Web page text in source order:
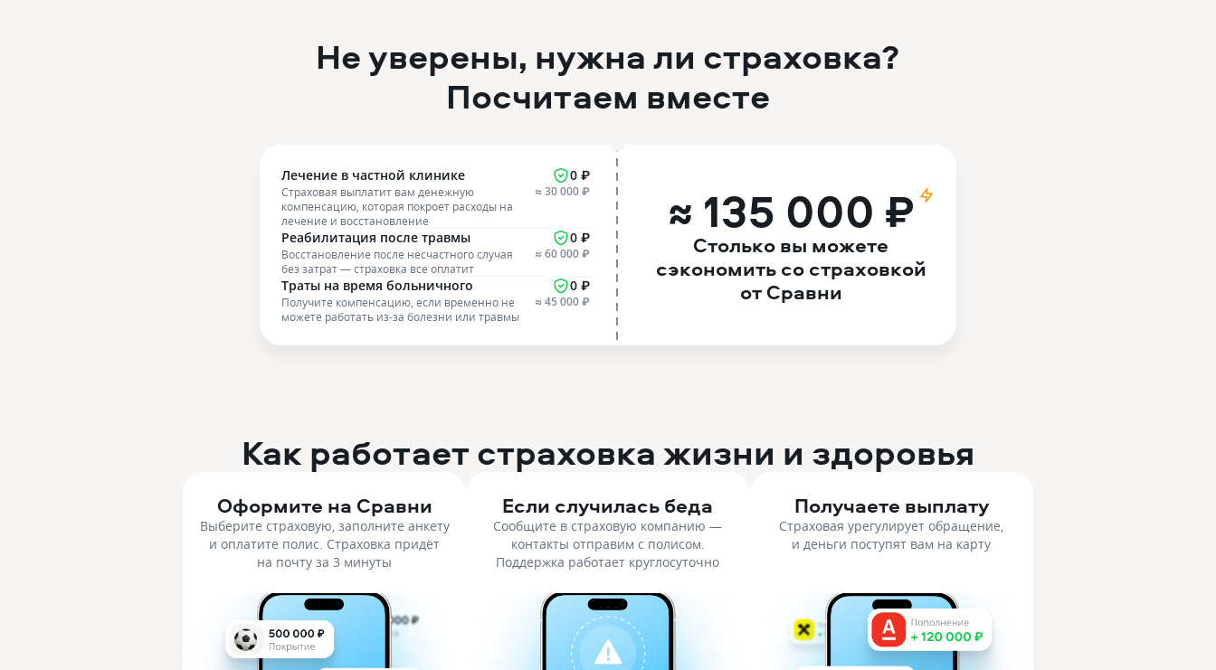
Не уверены, нужна ли страховка?
Посчитаем вместе
Лечение в частной клинике
Страховая выплатит вам денежную
компенсацию, которая покроет расходы на
лечение и восстановление
0 ₽
≈ 30 000 ₽
Реабилитация после травмы
Восстановление после несчастного случая
без затрат — страховка все оплатит
0 ₽
≈ 60 000 ₽
Траты на время больничного
Получите компенсацию, если временно не
можете работать из-за болезни или травмы
0 ₽
≈ 45 000 ₽
≈ 135 000 ₽
Столько вы можете
сэкономить со страховкой
от Сравни
Как работает страховка жизни и здоровья
Оформите на Сравни
Выберите страховую, заполните анкету
и оплатите полис. Страховка придёт
на почту за 3 минуты
Если случилась беда
Сообщите в страховую компанию —
контакты отправим с полисом.
Поддержка работает круглосуточно
Получаете выплату
Страховая урегулирует обращение,
и деньги поступят вам на карту